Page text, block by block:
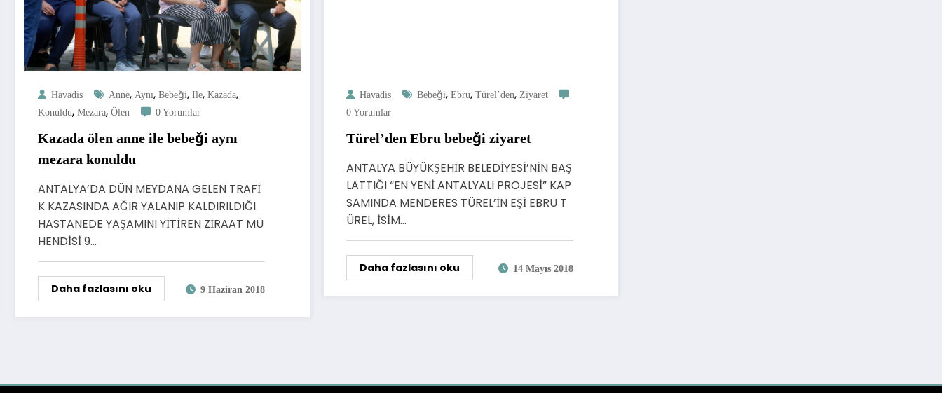
Havadis Anne, Aynı, Bebeği, Ile, Kazada,
Konuldu, Mezara, Ölen 0 Yorumlar
Kazada ölen anne ile bebeği aynı
mezara konuldu
ANTALYA’DA DÜN MEYDANA GELEN TRAFİ
K KAZASINDA AĞIR YALANIP KALDIRILDIĞI
HASTANEDE YAŞAMINI YİTİREN ZİRAAT MÜ
HENDİSİ 9…
Daha fazlasını oku 9 Haziran 2018
Havadis Bebeği, Ebru, Türel’den, Ziyaret
0 Yorumlar
Türel’den Ebru bebeği ziyaret
ANTALYA BÜYÜKŞEHİR BELEDİYESİ’NİN BAŞ
LATTIĞI “EN YENİ ANTALYALI PROJESİ” KAP
SAMINDA MENDERES TÜREL’İN EŞİ EBRU T
ÜREL, İSİM…
Daha fazlasını oku 14 Mayıs 2018